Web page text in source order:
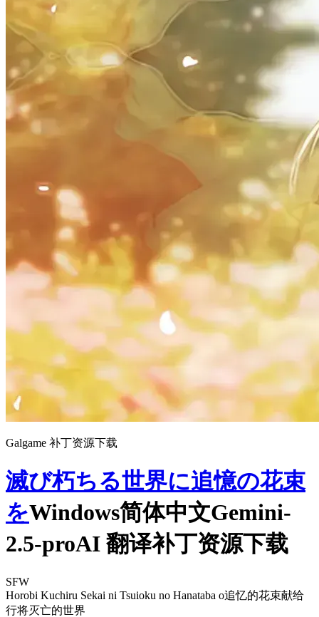
Galgame 补丁资源下载
滅び朽ちる世界に追憶の花束
をWindows简体中文Gemini-
2.5-proAI 翻译补丁资源下载
SFW
Horobi Kuchiru Sekai ni Tsuioku no Hanataba o追忆的花束献给
行将灭亡的世界